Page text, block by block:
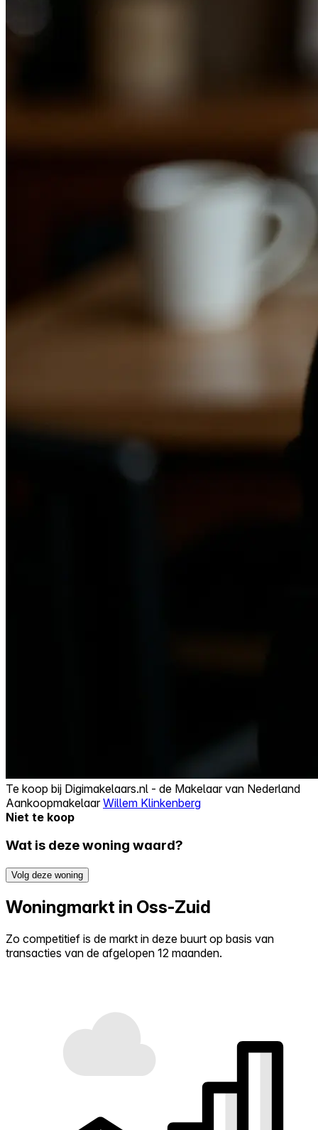
Te koop bij Digimakelaars.nl - de Makelaar van Nederland
AankoopmakelaarWillem Klinkenberg
Niet te koop
Wat is deze woning waard?
Volg deze woning
Woningmarkt in Oss-Zuid
Zo competitief is de markt in deze buurt op basis van
transacties van de afgelopen 12 maanden.